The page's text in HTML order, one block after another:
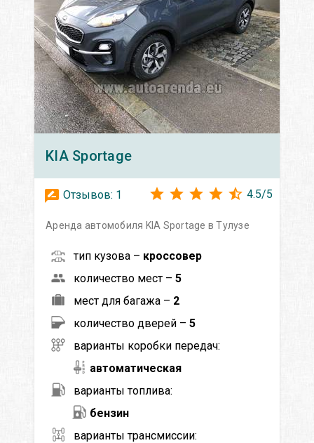
KIA Sportage
Отзывов: 1 4.5/5
Аренда автомобиля KIA Sportage в Тулузе
тип кузова – кроссовер
количество мест – 5
мест для багажа – 2
количество дверей – 5
варианты коробки передач:
автоматическая
варианты топлива:
бензин
варианты трансмиссии: